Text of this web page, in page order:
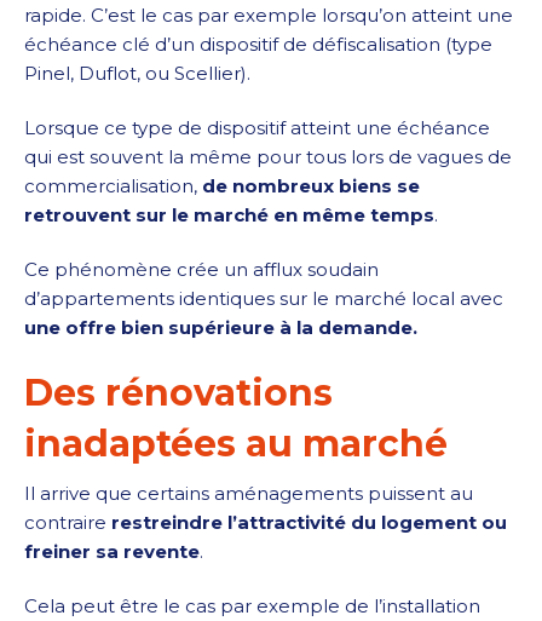
rapide. C’est le cas par exemple lorsqu’on atteint une
échéance clé d’un dispositif de défiscalisation (type
Pinel, Duflot, ou Scellier).
Lorsque ce type de dispositif atteint une échéance
qui est souvent la même pour tous lors de vagues de
commercialisation, de nombreux biens se
retrouvent sur le marché en même temps.
Ce phénomène crée un afflux soudain
d’appartements identiques sur le marché local avec
une offre bien supérieure à la demande.
Des rénovations
inadaptées au marché
Il arrive que certains aménagements puissent au
contraire restreindre l’attractivité du logement ou
freiner sa revente.
Cela peut être le cas par exemple de l’installation